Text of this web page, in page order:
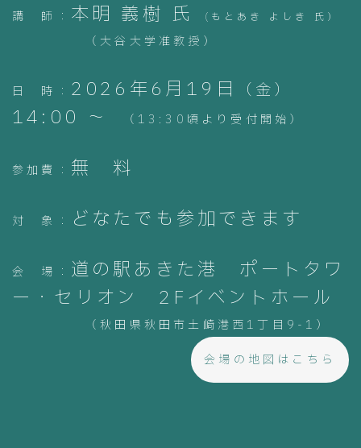
講 師： 本明 義樹 氏 (もとあき よしき 氏 ）
（大谷大学准教授）
日 時： 2026年6月19日 （金）
14:00 ～ （13:30頃より受付開始）
参加費： 無 料
対 象： どなたでも参加できます
会 場： 道の駅あきた港 ポートタワ
ー・セリオン 2Fイベントホール
（秋田県秋田市土崎港西1丁目9-1 ）
会場の地図はこちら